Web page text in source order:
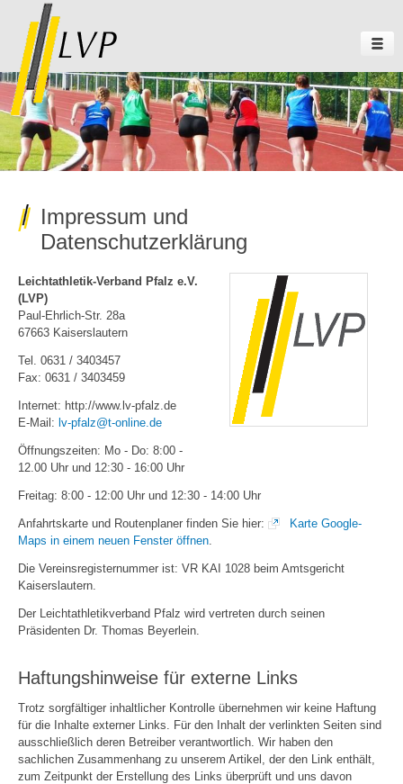
Impressum und
Datenschutzerklärung
Leichtathletik-Verband Pfalz e.V.
(LVP)
Paul-Ehrlich-Str. 28a
67663 Kaiserslautern
Tel. 0631 / 3403457
Fax: 0631 / 3403459
Internet: http://www.lv-pfalz.de
E-Mail: lv-pfalz@t-online.de
Öffnungszeiten: Mo - Do: 8:00 -
12.00 Uhr und 12:30 - 16:00 Uhr
Freitag: 8:00 - 12:00 Uhr und 12:30 - 14:00 Uhr
Anfahrtskarte und Routenplaner finden Sie hier:
Karte Google-
Maps in einem neuen Fenster öffnen.
Die Vereinsregisternummer ist: VR KAI 1028 beim Amtsgericht
Kaiserslautern.
Der Leichtathletikverband Pfalz wird vertreten durch seinen
Präsidenten Dr. Thomas Beyerlein.
Haftungshinweise für externe Links
Trotz sorgfältiger inhaltlicher Kontrolle übernehmen wir keine Haftung
für die Inhalte externer Links. Für den Inhalt der verlinkten Seiten sind
ausschließlich deren Betreiber verantwortlich. Wir haben den
sachlichen Zusammenhang zu unserem Artikel, der den Link enthält,
zum Zeitpunkt der Erstellung des Links überprüft und uns davon